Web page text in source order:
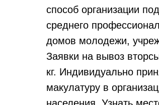
способ организации
среднего
домов молодежи,
Заявки на вывоз
кг. Индивидуально
макулатуру в